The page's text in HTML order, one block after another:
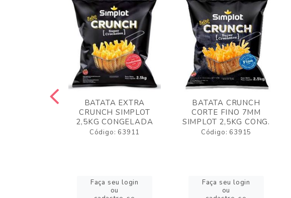
BATATA EXTRA
CRUNCH SIMPLOT
2,5KG CONGELADA
Código: 63911
Faça seu login
ou
BATATA CRUNCH
CORTE FINO 7MM
SIMPLOT 2,5KG CONG.
Código: 63915
Faça seu login
ou